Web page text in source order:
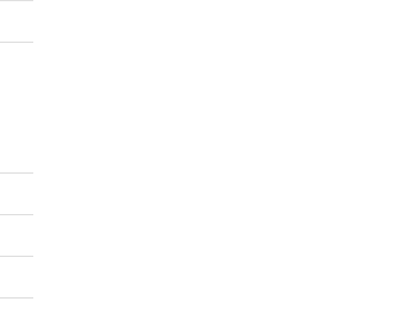
PCモニターにより色目に相違が生じる場合があります。
無くご使用にならないで下さい。お使いになりたい場合
く変更されることがあります。予めご了承下さい。
は、一部商品にて割引率が異なります
でお願いします。